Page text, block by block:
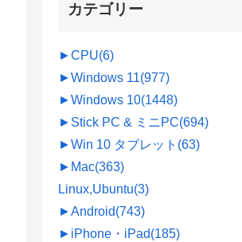
カテゴリー
►CPU(6)
►Windows 11(977)
►Windows 10(1448)
► Stick PC & ミニPC(694)
►Win 10 タブレット (63)
► Mac(363)
Linux,Ubuntu(3)
►Android(743)
► iPhone・iPad(185)